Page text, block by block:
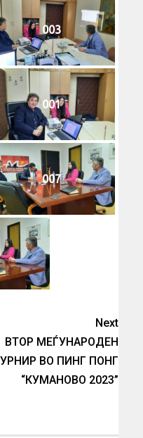
003
001
007
Next
ВТОР МЕЃУНАРОДЕН
ВО ПИНГ ПОНГ
“КУМАНОВО 2023”